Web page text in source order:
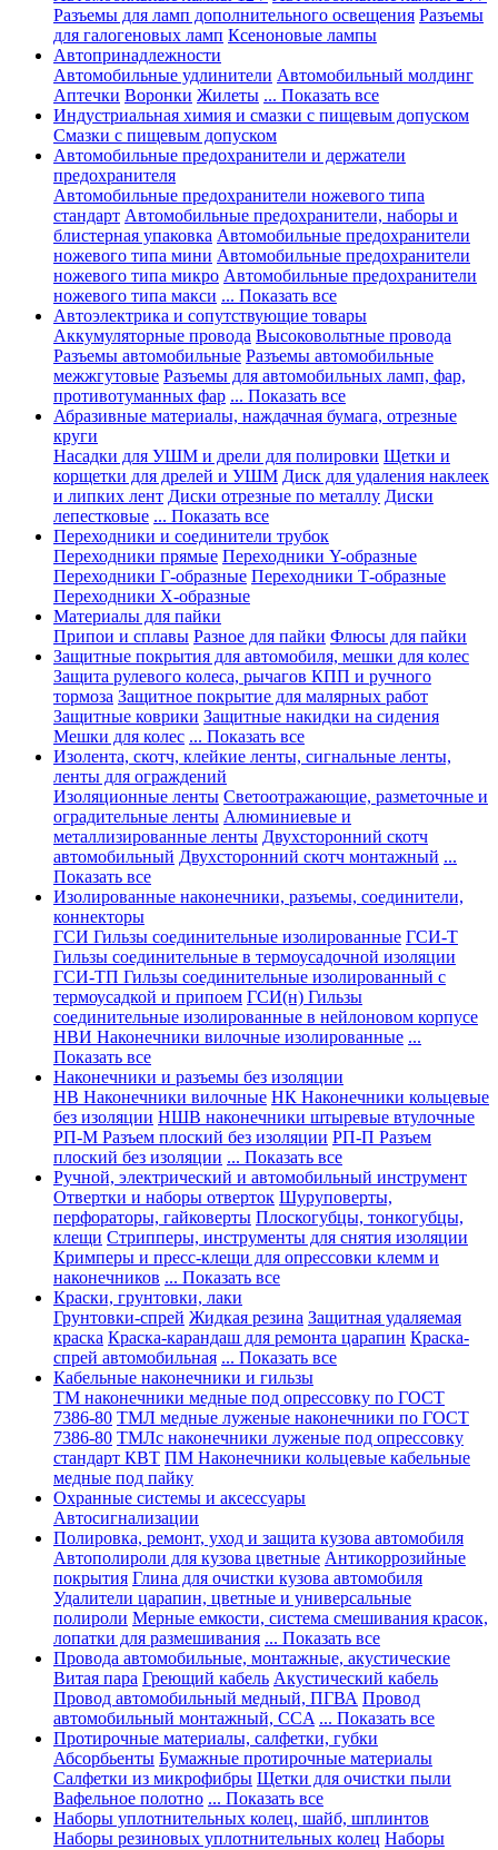
Разъемы для ламп дополнительного освещения Разъемы
для галогеновых ламп Ксеноновые лампы
Автопринадлежности
Автомобильные удлинители Автомобильный молдинг
Аптечки Воронки Жилеты ... Показать все
Индустриальная химия и смазки с пищевым допуском
Смазки с пищевым допуском
Автомобильные предохранители и держатели
предохранителя
Автомобильные предохранители ножевого типа
стандарт Автомобильные предохранители, наборы и
блистерная упаковка Автомобильные предохранители
ножевого типа мини Автомобильные предохранители
ножевого типа микро Автомобильные предохранители
ножевого типа макси ... Показать все
Автоэлектрика и сопутствующие товары
Аккумуляторные провода Высоковольтные провода
Разъемы автомобильные Разъемы автомобильные
межжгутовые Разъемы для автомобильных ламп, фар,
противотуманных фар ... Показать все
Абразивные материалы, наждачная бумага, отрезные
круги
Насадки для УШМ и дрели для полировки Щетки и
корщетки для дрелей и УШМ Диск для удаления наклеек
и липких лент Диски отрезные по металлу Диски
лепестковые ... Показать все
Переходники и соединители трубок
Переходники прямые Переходники Y-образные
Переходники Г-образные Переходники Т-образные
Переходники Х-образные
Материалы для пайки
Припои и сплавы Разное для пайки Флюсы для пайки
Защитные покрытия для автомобиля, мешки для колес
Защита рулевого колеса, рычагов КПП и ручного
тормоза Защитное покрытие для малярных работ
Защитные коврики Защитные накидки на сидения
Мешки для колес ... Показать все
Изолента, скотч, клейкие ленты, сигнальные ленты,
ленты для ограждений
Изоляционные ленты Светоотражающие, разметочные и
оградительные ленты Алюминиевые и
металлизированные ленты Двухсторонний скотч
автомобильный Двухсторонний скотч монтажный ...
Показать все
Изолированные наконечники, разъемы, соединители,
коннекторы
ГСИ Гильзы соединительные изолированные ГСИ-Т
Гильзы соединительные в термоусадочной изоляции
ГСИ-ТП Гильзы соединительные изолированный с
термоусадкой и припоем ГСИ(н) Гильзы
соединительные изолированные в нейлоновом корпусе
НВИ Наконечники вилочные изолированные ...
Показать все
Наконечники и разъемы без изоляции
НВ Наконечники вилочные НК Наконечники кольцевые
без изоляции НШВ наконечники штыревые втулочные
РП-М Разъем плоский без изоляции РП-П Разъем
плоский без изоляции ... Показать все
Ручной, электрический и автомобильный инструмент
Отвертки и наборы отверток Шуруповерты,
перфораторы, гайковерты Плоскогубцы, тонкогубцы,
клещи Стрипперы, инструменты для снятия изоляции
Кримперы и пресс-клещи для опрессовки клемм и
наконечников ... Показать все
Краски, грунтовки, лаки
Грунтовки-спрей Жидкая резина Защитная удаляемая
краска Краска-карандаш для ремонта царапин Краска-
спрей автомобильная ... Показать все
Кабельные наконечники и гильзы
ТМ наконечники медные под опрессовку по ГОСТ
7386-80 ТМЛ медные луженые наконечники по ГОСТ
7386-80 ТМЛс наконечники луженые под опрессовку
стандарт КВТ ПМ Наконечники кольцевые кабельные
медные под пайку
Охранные системы и аксессуары
Автосигнализации
Полировка, ремонт, уход и защита кузова автомобиля
Автополироли для кузова цветные Антикоррозийные
покрытия Глина для очистки кузова автомобиля
Удалители царапин, цветные и универсальные
полироли Мерные емкости, система смешивания красок,
лопатки для размешивания ... Показать все
Провода автомобильные, монтажные, акустические
Витая пара Греющий кабель Акустический кабель
Провод автомобильный медный, ПГВА Провод
автомобильный монтажный, CCA ... Показать все
Протирочные материалы, салфетки, губки
Абсорбьенты Бумажные протирочные материалы
Салфетки из микрофибры Щетки для очистки пыли
Вафельное полотно ... Показать все
Наборы уплотнительных колец, шайб, шплинтов
Наборы резиновых уплотнительных колец Наборы